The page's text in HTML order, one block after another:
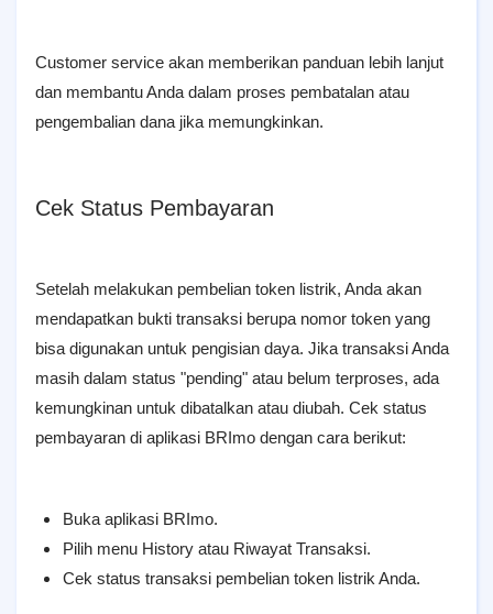
Customer service akan memberikan panduan lebih lanjut
dan membantu Anda dalam proses pembatalan atau
pengembalian dana jika memungkinkan.
Cek Status Pembayaran
Setelah melakukan pembelian token listrik, Anda akan
mendapatkan bukti transaksi berupa nomor token yang
bisa digunakan untuk pengisian daya. Jika transaksi Anda
masih dalam status "pending" atau belum terproses, ada
kemungkinan untuk dibatalkan atau diubah. Cek status
pembayaran di aplikasi BRImo dengan cara berikut:
Buka aplikasi BRImo.
Pilih menu History atau Riwayat Transaksi.
Cek status transaksi pembelian token listrik Anda.